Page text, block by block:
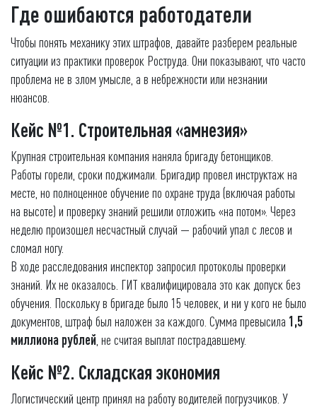
Где ошибаются работодатели
Чтобы понять механику этих штрафов, давайте разберем реальные
ситуации из практики проверок Роструда. Они показывают, что часто
проблема не в злом умысле, а в небрежности или незнании
нюансов.
Кейс №1. Строительная «амнезия»
Крупная строительная компания наняла бригаду бетонщиков.
Работы горели, сроки поджимали. Бригадир провел инструктаж на
месте, но полноценное обучение по охране труда (включая работы
на высоте) и проверку знаний решили отложить «на потом». Через
неделю произошел несчастный случай — рабочий упал с лесов и
сломал ногу.
В ходе расследования инспектор запросил протоколы проверки
знаний. Их не оказалось. ГИТ квалифицировала это как допуск без
обучения. Поскольку в бригаде было 15 человек, и ни у кого не было
документов, штраф был наложен за каждого. Сумма превысила 1,5
миллиона рублей , не считая выплат пострадавшему.
Кейс №2. Складская экономия
Логистический центр принял на работу водителей погрузчиков. У